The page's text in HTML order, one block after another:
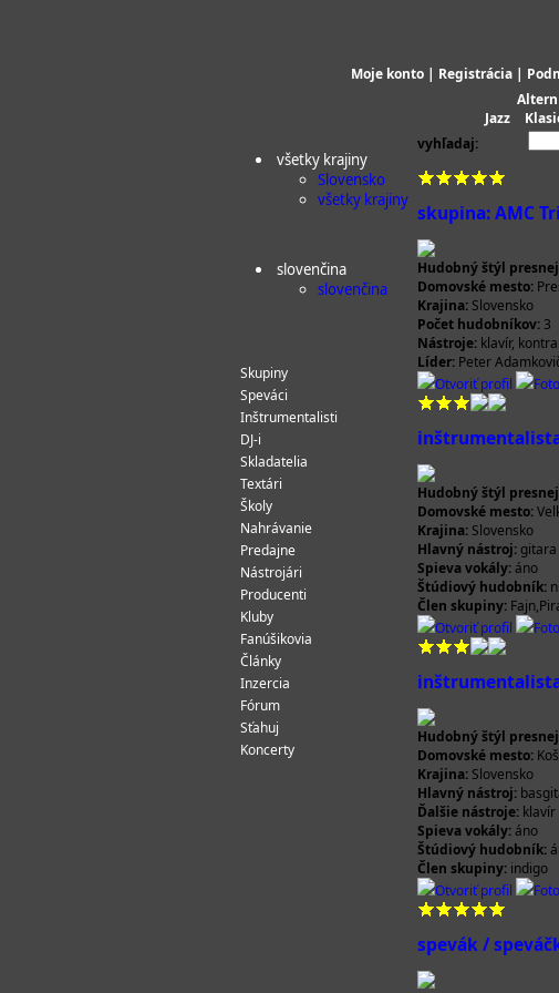
Moje konto | Registrácia |
Altern
Jazz
vyhľadaj:
všetky krajiny
Slovensko
všetky krajiny
slovenčina
slovenčina
Skupiny
Speváci
Inštrumentalisti
DJ-i
Skladatelia
Textári
Školy
Nahrávanie
Predajne
Nástrojári
Producenti
Kluby
Fanúšikovia
Články
Inzercia
Fórum
Sťahuj
Koncerty
skupina: AMC
Hudobný štýl
Domovské mesto:
Krajina: Slovensko
Počet hudobníkov: 3
Nástroje: klavír,
Líder: Peter
Otvoriť profil
Hudobný štýl
Domovské mesto:
Krajina: Slovensko
Hlavný nástroj: gitara
Spieva vokály:áno
Štúdiový hudobník:
Člen skupiny:
Otvoriť profil
Hudobný štýl
Domovské mesto:
Krajina: Slovensko
Hlavný nástroj:
Ďalšie nástroje: klavír
Spieva vokály:áno
Štúdiový hudobník:
Člen skupiny: indigo
Otvoriť profil
spevák /